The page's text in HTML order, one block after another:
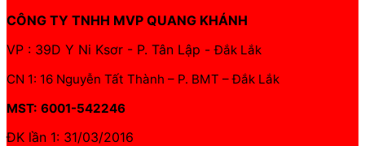
CÔNG TY TNHH MVP QUANG KHÁNH
VP : 39D Y Ni Ksơr - P. Tân Lập -Đắk Lắk
CN 1: 16 Nguyễn Tất Thành – P. BMT – Đắk Lắk
MST: 6001-542246
ĐK lần 1: 31/03/2016